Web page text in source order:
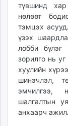
түвшинд
нөлөөт
тэмцэх
үзэх
лобби бүлэг
зорилго нь уг
хуулийн
шинэчлэл,
эмчилгээ,
шалгалтын
анхаарч